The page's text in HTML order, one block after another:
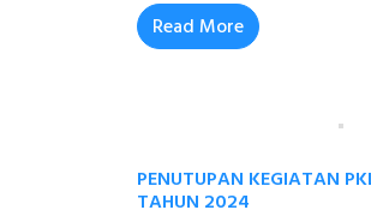
Read More
PENUTUPAN KEGIATAN
TAHUN 2024